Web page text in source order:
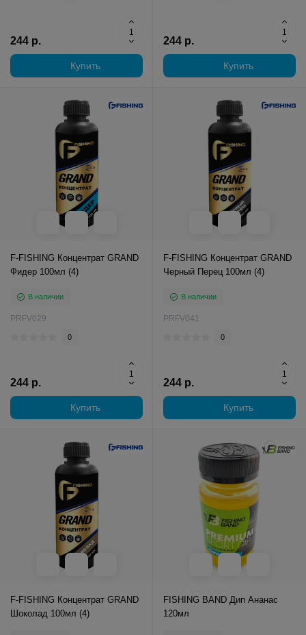
244 р.
Купить
244 р.
Купить
F-FISHING Концентрат GRAND
Фидер 100мл (4)
В наличии
PRFV029
0
244 р.
Купить
F-FISHING Концентрат GRAND
Черный Перец 100мл (4)
В наличии
PRFV041
0
244 р.
Купить
F-FISHING Концентрат GRAND
Шоколад 100мл (4)
FISHING BAND Дип Ананас
120мл